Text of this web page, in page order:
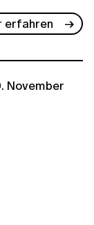
erfahren
November